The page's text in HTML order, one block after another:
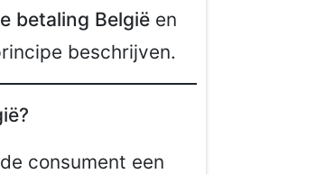
betaling België en
beschrijven.
consument een